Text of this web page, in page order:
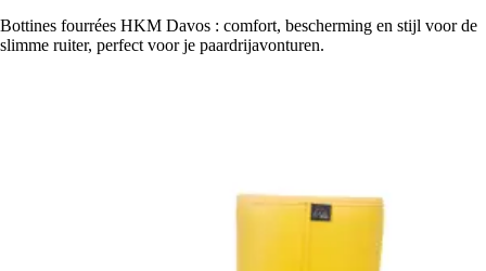
Bottines fourrées HKM Davos : comfort, bescherming en stijl voor de
slimme ruiter, perfect voor je paardrijavonturen.